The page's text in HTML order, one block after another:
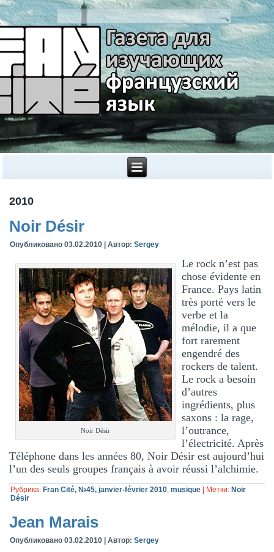
2010
Noir Désir
Опубликовано 03.02.2010 |Автор: Sergey
Noir Désir
Le rock n’est pas
chose évidente en
France. Pays latin
très porté vers le
verbe et la
mélodie, il a que
fort rarement
engendré des
rockers de talent.
Le rock a besoin
d’autres
ingrédients, plus
saxons : la rage,
l’outrance,
l’électricité. Après
Téléphone dans les années 80, Noir Désir est aujourd’hui
l’un des seuls groupes français à avoir réussi l’alchimie.
Рубрика: Fran Cité, №45, janvier-février 2010,musique Метки: Noir
Désir
Jean Marais
Опубликовано 03.02.2010 |Автор: Sergey